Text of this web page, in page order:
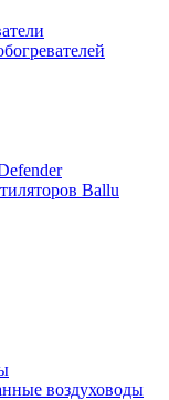
Ballu
воздуховоды